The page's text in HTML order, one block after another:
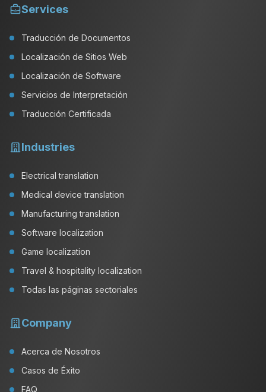
Services
Traducción de Documentos
Localización de Sitios Web
Localización de Software
Servicios de Interpretación
Traducción Certificada
Industries
Electrical translation
Medical device translation
Manufacturing translation
Software localization
Game localization
Travel & hospitality localization
Todas las páginas sectoriales
Company
Acerca de Nosotros
Casos de Éxito
FAQ